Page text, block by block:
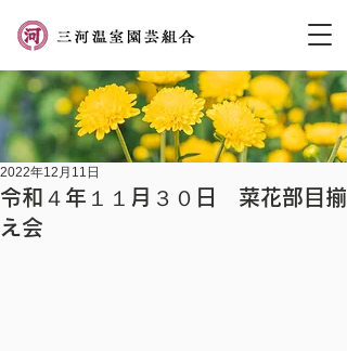
令和４年１１月３０日 菜花部目揃
え会
2022年12月11日